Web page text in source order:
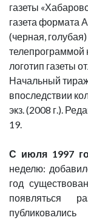
газеты
газета формата
(черная,
логотип газеты
Начальный
впоследствии
экз. (2008 г.).
19.
С июля 1997
неделю:
год
появляться